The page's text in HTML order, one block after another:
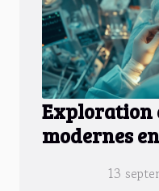
Exploration
modernes
13